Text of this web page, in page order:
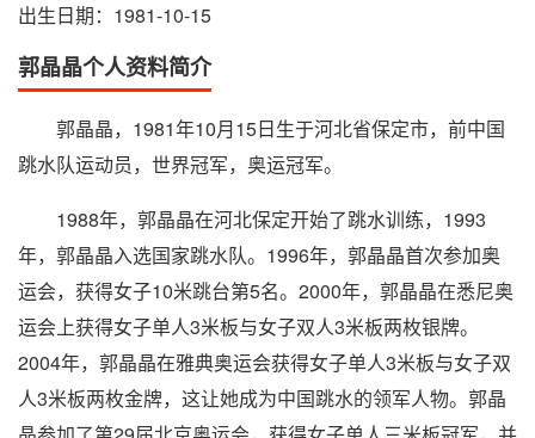
出生日期：1981-10-15
郭晶晶个人资料简介
郭晶晶，1981年10月15日生于河北省保定市，前中国
跳水队运动员，世界冠军，奥运冠军。
1988年，郭晶晶在河北保定开始了跳水训练，1993
年，郭晶晶入选国家跳水队。1996年，郭晶晶首次参加奥
运会，获得女子10米跳台第5名。2000年，郭晶晶在悉尼奥
运会上获得女子单人3米板与女子双人3米板两枚银牌。
2004年，郭晶晶在雅典奥运会获得女子单人3米板与女子双
人3米板两枚金牌，这让她成为中国跳水的领军人物。郭晶